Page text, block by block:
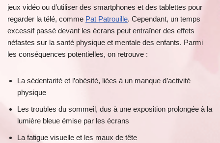
jeux vidéo ou d’utiliser des smartphones et des tablettes pour
regarder la télé, comme Pat Patrouille. Cependant, un temps
excessif passé devant les écrans peut entraîner des effets
néfastes sur la santé physique et mentale des enfants. Parmi
les conséquences potentielles, on retrouve :
La sédentarité et l’obésité, liées à un manque d’activité
physique
Les troubles du sommeil, dus à une exposition prolongée à la
lumière bleue émise par les écrans
La fatigue visuelle et les maux de tête